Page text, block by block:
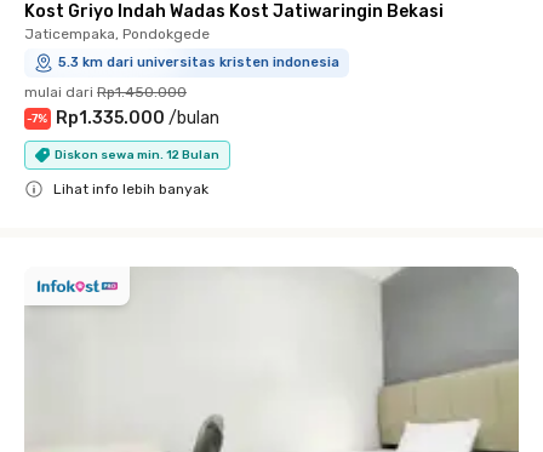
Kost Griyo Indah Wadas Kost Jatiwaringin Bekasi
Jaticempaka, Pondokgede
5.3 km dari universitas kristen indonesia
mulai dari Rp1.450.000
-7% Rp1.335.000 /bulan
Diskon sewa min. 12 Bulan
Lihat info lebih banyak